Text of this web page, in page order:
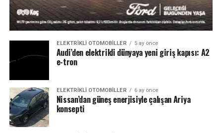
ELEKTRIKLI OTOMOBILLER 5 ay önce
Audi’den elektrikli dünyaya yeni giriş kapısı: A2
e-tron
ELEKTRIKLI OTOMOBILLER 6 ay önce
Nissan’dan güneş enerjisiyle çalışan Ariya
konsepti